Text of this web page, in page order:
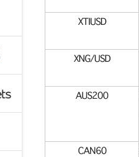
XTIUSD
XNG/USD
AUS200
CAN60